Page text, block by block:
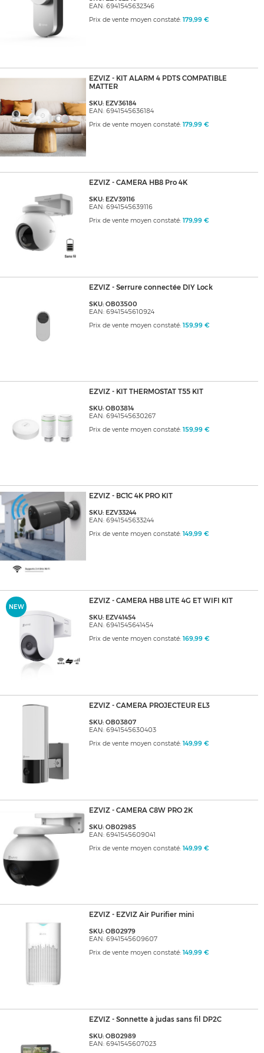
EAN: 6941545632346
Prix de vente moyen constaté: 179,99 €
EZVIZ - KIT ALARM 4 PDTS COMPATIBLE
MATTER
SKU: EZV36184
EAN: 6941545636184
Prix de vente moyen constaté: 179,99 €
EZVIZ - CAMERA HB8 Pro 4K
SKU: EZV39116
EAN: 6941545639116
Prix de vente moyen constaté: 179,99 €
EZVIZ - Serrure connectée DIY Lock
SKU: OB03500
EAN: 6941545610924
Prix de vente moyen constaté: 159,99 €
EZVIZ - KIT THERMOSTAT T55 KIT
SKU: OB03814
EAN: 6941545630267
Prix de vente moyen constaté: 159,99 €
EZVIZ - BC1C 4K PRO KIT
SKU: EZV33244
EAN: 6941545633244
Prix de vente moyen constaté: 149,99 €
NEW
EZVIZ - CAMERA HB8 LITE 4G ET WIFI KIT
SKU: EZV41454
EAN: 6941545641454
Prix de vente moyen constaté: 169,99 €
EZVIZ - CAMERA PROJECTEUR EL3
SKU: OB03807
EAN: 6941545630403
Prix de vente moyen constaté: 149,99 €
EZVIZ - CAMERA C8W PRO 2K
SKU: OB02985
EAN: 6941545609041
Prix de vente moyen constaté: 149,99 €
EZVIZ - EZVIZ Air Purifier mini
SKU: OB02979
EAN: 6941545609607
Prix de vente moyen constaté: 149,99 €
EZVIZ - Sonnette à judas sans fil DP2C
SKU: OB02989
EAN: 6941545607023